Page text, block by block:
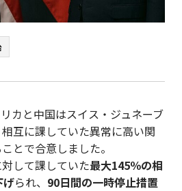
カと中国はスイス・ジュネーブ
互に課していた異常に高い関
とで合意しました。
して課していた最大145％の相
げられ、 90日間の一時停止措置